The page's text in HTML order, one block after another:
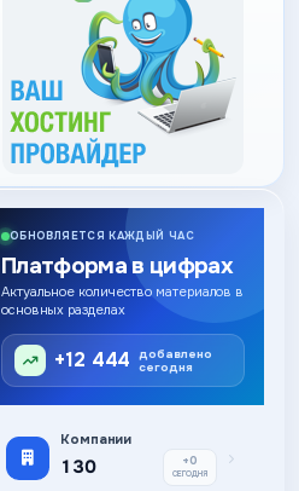
ОБНОВЛЯЕТСЯ КАЖДЫЙ ЧАС
Платформа в цифрах
Актуальное количество материалов в
основных разделах
+12 444
добавлено
сегодня
Компании
130 +0
СЕГОДНЯ